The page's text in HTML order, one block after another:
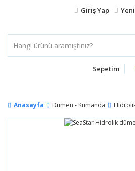
Giriş Yap
Sepetim
Anasayfa Dümen - Kumanda